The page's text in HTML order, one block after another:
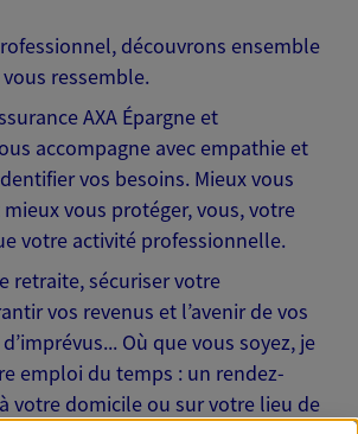
découvrons ensemble
ressemble.
AXA Épargne et
accompagne avec empathie et
vos besoins. Mieux vous
vous protéger, vous, votre
votre activité professionnelle.
retraite, sécuriser votre
vos revenus et l’avenir de vos
Où que vous soyez, je
emploi du temps : un rendez-
votre domicile ou sur votre lieu de